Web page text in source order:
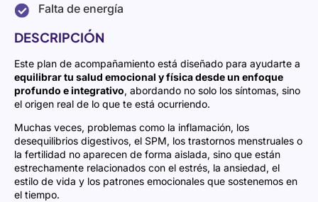
Falta de energía
DESCRIPCIÓN
Este plan de acompañamiento está diseñado para ayudarte a
equilibrartu salud emocional yfísicadesdeun enfoque
profundo eintegrativo, abordando no solo los síntomas, sino
el origen real de lo que te está ocurriendo.
Muchas veces, problemas como la inflamación, los
desequilibrios digestivos, el SPM, los trastornos menstruales o
la fertilidad no aparecen de forma aislada, sino que están
estrechamente relacionados con el estrés, la ansiedad, el
estilo de vida y los patrones emocionales que sostenemos en
el tiempo.